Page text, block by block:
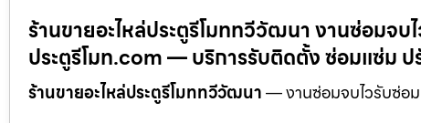
ร้านขายอะไหล่ประตูรีโมททวีวัฒนา งานซ่อมจบ
ประตูรีโมท.com — บริการรับติดตั้ง ซ่อมแซ่ม ป
ร้านขายอะไหล่ประตูรีโมททวีวัฒนา— งานซ่อมจบไวรับซ่อม